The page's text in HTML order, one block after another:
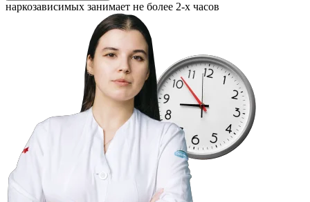
наркозависимых занимает не более 2-х часов